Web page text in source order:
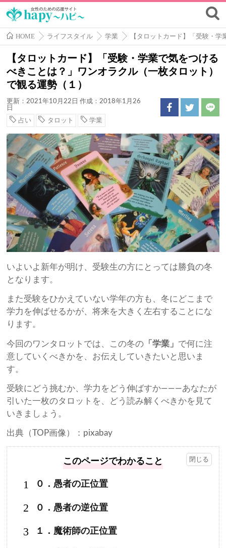
HOME ライフスタイル 学業 【タロットカード】「受験・
【タロットカード】「受験・学業で気をつける
べきことは？」ワンオラクル（一枚タロット）
で観る運勢（１）
更新：2021年10月22日 作成：2018年1月26
日
占い
タロット 学業
いよいよ新年が明け、受験生の方にとっては勝負の冬
となります。
また受験をひかえていない学年の方も、冬にどこまで
学力を伸ばせるかが、将来を大きく左右することにな
ります。
今回のワンタロットでは、この冬の 「学業」 で何に注
意していくべきかを、お伝えしていきたいと思いま
す。
受験にどう挑むか、学力をどう伸ばすか―――あなたが
引いた一枚のタロットを、どう読み解くべきかを見て
いきましょう。
出典（TOP画像）：pixabay
このページでわかること
1 ０．愚者の正位置
2 ０．愚者の逆位置
3 １．魔術師の正位置